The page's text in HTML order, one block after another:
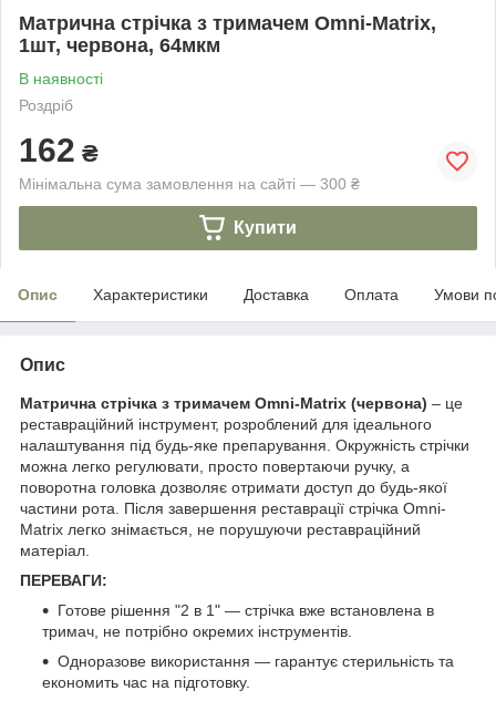
Матрична стрічка з тримачем Omni-Matrix,
1шт, червона, 64мкм
В наявності
Роздріб
162 ₴
Мінімальна сума замовлення на сайті — 300 ₴
Купити
Опис Характеристики Доставка Оплата Умови
Опис
Матрична стрічка з тримачем Omni-Matrix (червона) – це
реставраційний інструмент, розроблений для ідеального
налаштування під будь-яке препарування. Окружність стрічки
можна легко регулювати, просто повертаючи ручку, а
поворотна головка дозволяє отримати доступ до будь-якої
частини рота. Після завершення реставрації стрічка Omni-
Matrix легко знімається, не порушуючи реставраційний
матеріал.
ПЕРЕВАГИ:
Готове рішення "2 в 1" — стрічка вже встановлена в
тримач, не потрібно окремих інструментів.
Одноразове використання — гарантує стерильність та
економить час на підготовку.